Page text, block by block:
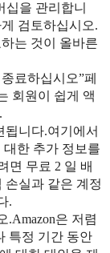
십을 관리합니
검토하십시오.
는 것이 올바른
료하십시오”페
회원이 쉽게 액
됩니다.여기에서
대한 추가 정보를
면 무료 2 일 배
손실과 같은 계정
.
.Amazon은 저렴
특정 기간 동안